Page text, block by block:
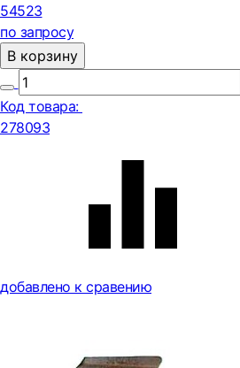
54523
по запросу
В корзину
Код товара:
278093
добавлено к сравению